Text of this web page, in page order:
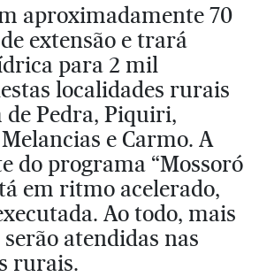
aproximadamente 70
extensão e trará
para 2 mil
localidades rurais
de Pedra, Piquiri,
e Carmo. A
do programa “Mossoró
em ritmo acelerado,
Ao todo, mais
serão atendidas nas
rurais.